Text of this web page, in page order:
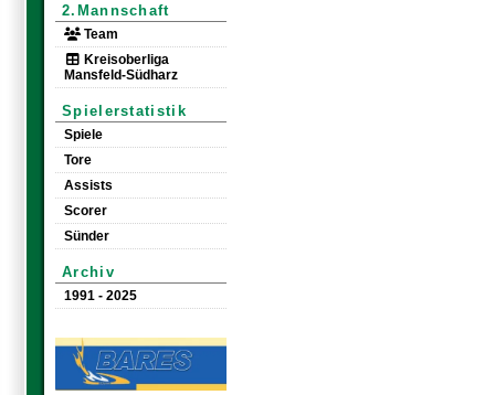
2.Mannschaft
Team
Kreisoberliga
Mansfeld-Südharz
Spielerstatistik
Spiele
Tore
Assists
Scorer
Sünder
Archiv
1991 - 2025